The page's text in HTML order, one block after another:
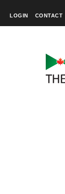
LOGIN CONTACT